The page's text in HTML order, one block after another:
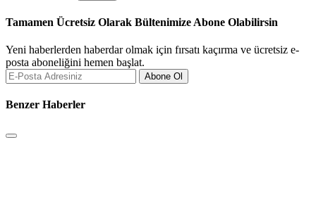
Tamamen Ücretsiz Olarak Bültenimize Abone Olabilirsin
Yeni haberlerden haberdar olmak için fırsatı kaçırma ve ücretsiz e-
posta aboneliğini hemen başlat.
Abone Ol
Benzer Haberler